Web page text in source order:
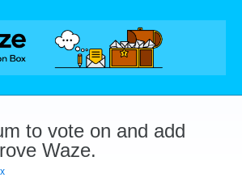
to vote on and add
Waze.